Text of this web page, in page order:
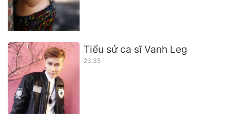
Tiểu sử ca sĩ Vanh Leg
23:35